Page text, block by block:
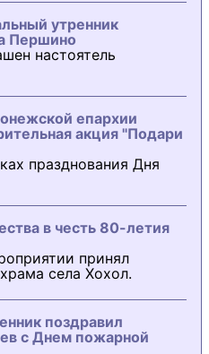
утренник
Першино
настоятель
епархии
акция "Подари
празднования Дня
в честь 80-летия
принял
села Хохол.
поздравил
с Днем пожарной